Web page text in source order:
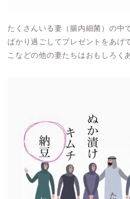
たくさんいる妻（腸内細菌）の中
ばかり過ごしてプレゼントをあげ
こなどの他の妻たちはおもしろく